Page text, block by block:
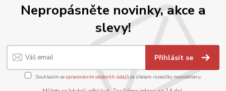
Nepropásněte novinky, akce a
slevy!
Přihlásit se
Souhlasím se zpracováním osobních údajůza účelem rozesílky newsletteru.